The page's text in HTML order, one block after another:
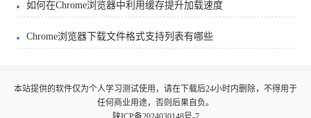
如何在Chrome浏览器中利用缓存提升加载速度
Chrome浏览器下载文件格式支持列表有哪些
本站提供的软件仅为个人学习测试使用，请在下载后24小时内删除，不得用于
任何商业用途，否则后果自负。